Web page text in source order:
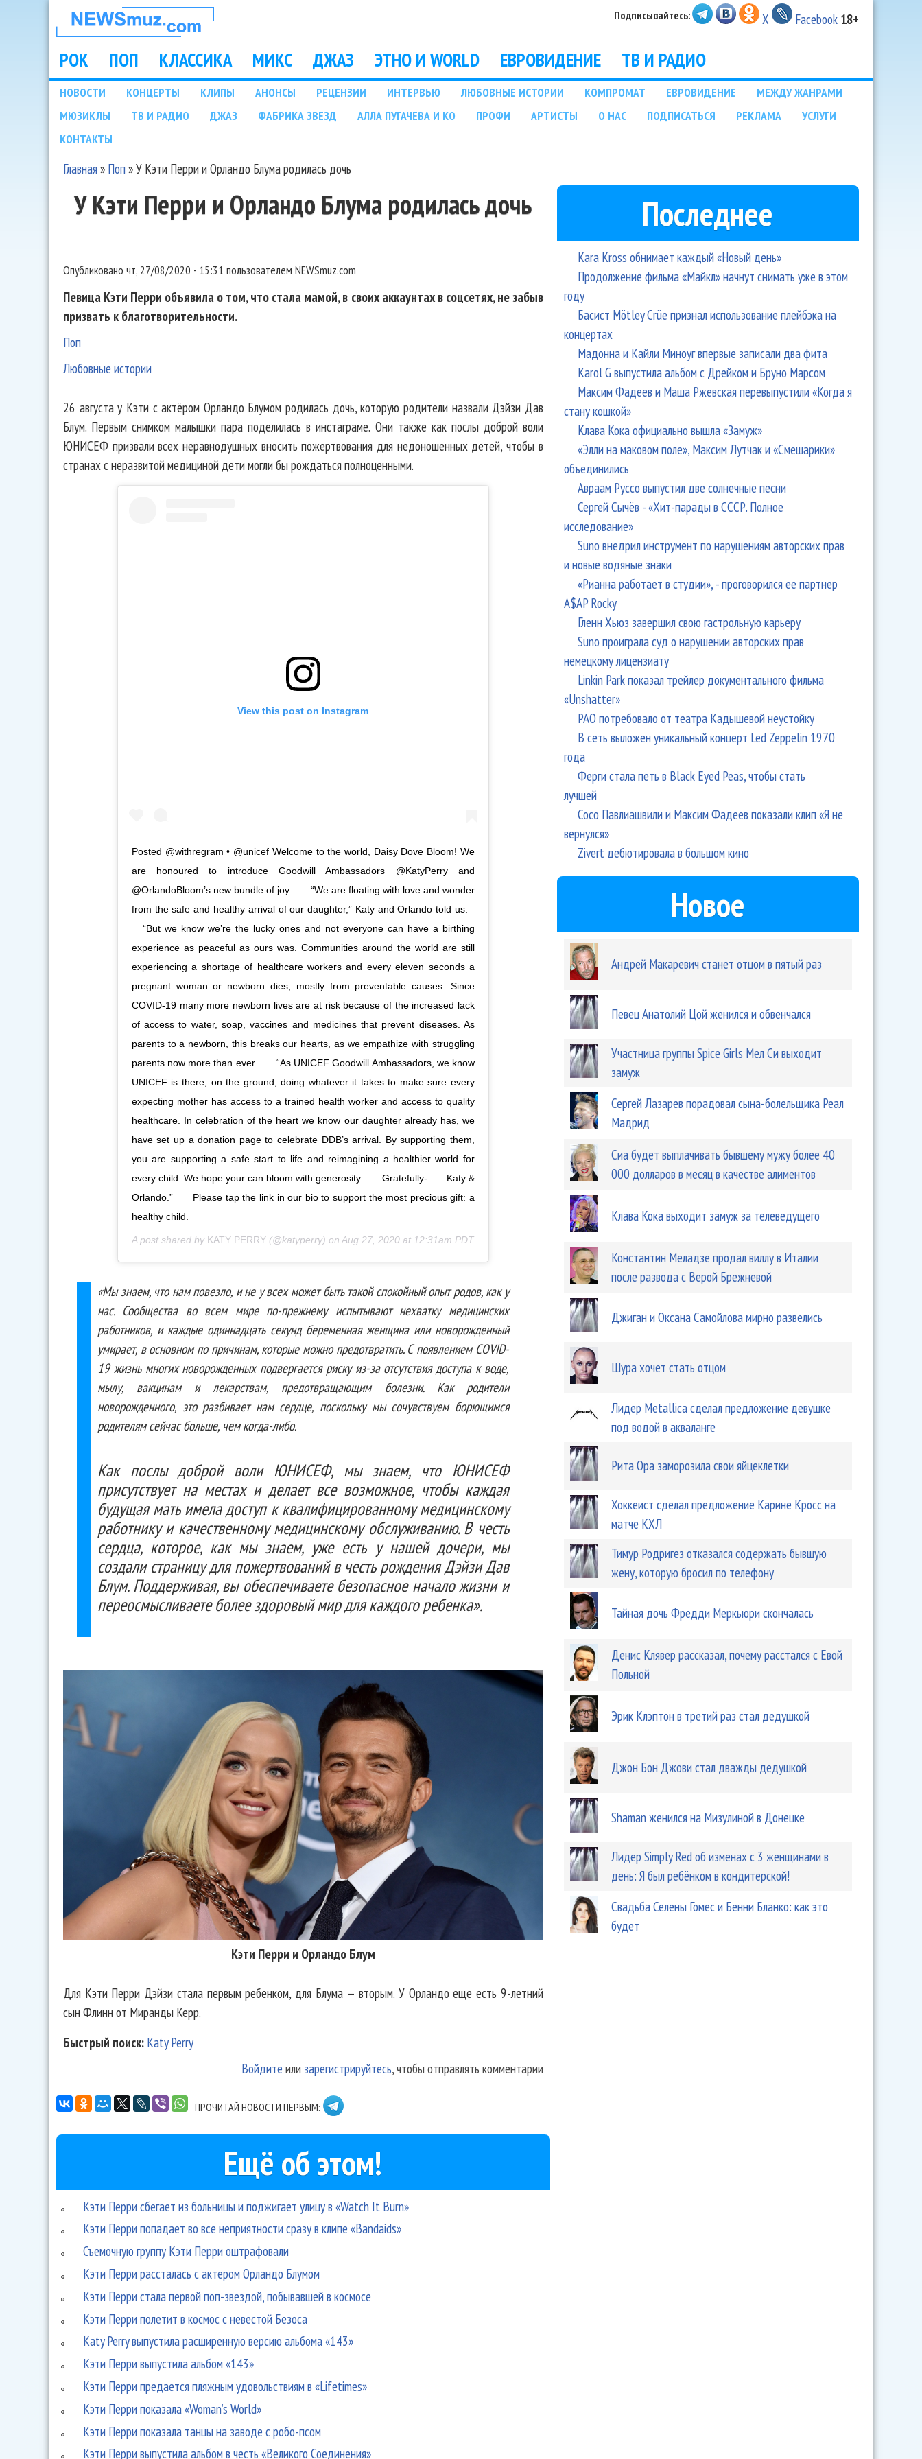
НОВОСТИ
МУЗЫКИ И
ШОУ БИЗНЕСА
NEWSMUZ.COM
Подписывайтесь: X Facebook 18+
Main menu
РОК ПОП КЛАССИКА МИКС ДЖАЗ ЭТНО И WORLD ЕВРОВИДЕНИЕ ТВ И РАДИО
Подразделы
НОВОСТИ КОНЦЕРТЫ КЛИПЫ АНОНСЫ РЕЦЕНЗИИ ИНТЕРВЬЮ ЛЮБОВНЫЕ ИСТОРИИ КОМПРОМАТ ЕВРОВИДЕНИЕ
МЕЖДУ ЖАНРАМИ
МЮЗИКЛЫ
ТВ И РАДИО ДЖАЗ ФАБРИКА ЗВЕЗД АЛЛА ПУГАЧЕВА И КО ПРОФИ АРТИСТЫ О НАС ПОДПИСАТЬСЯ РЕКЛАМА
УСЛУГИ
КОНТАКТЫ
Главная» Поп»У Кэти Перри и Орландо Блума родилась дочь
У Кэти Перри и Орландо Блума родилась дочь
Опубликовано чт, 27/08/2020 - 15:31 пользователем NEWSmuz.com
Певица Кэти Перри объявила о том, что стала мамой, в своих аккаунтах в соцсетях, не забыв
призвать к благотворительности.
Поп
Любовные истории
26 августа у Кэти с актёром Орландо Блумом родилась дочь, которую родители назвали Дэйзи Дав
Блум. Первым снимком малышки пара поделилась в инстаграме. Они также как послы доброй воли
ЮНИСЕФ призвали всех неравнодушных вносить пожертвования для недоношенных детей, чтобы в
странах с неразвитой медициной дети могли бы рождаться полноценными.
View this post on Instagram
Posted @withregram • @unicef Welcome to the world, Daisy Dove Bloom! We
are honoured to introduce Goodwill Ambassadors @KatyPerry and
@OrlandoBloom’s new bundle of joy.⠀ ⠀ “We are floating with love and wonder
from the safe and healthy arrival of our daughter,” Katy and Orlando told us.⠀
⠀ “But we know we’re the lucky ones and not everyone can have a birthing
experience as peaceful as ours was. Communities around the world are still
experiencing a shortage of healthcare workers and every eleven seconds a
pregnant woman or newborn dies, mostly from preventable causes. Since
COVID-19 many more newborn lives are at risk because of the increased lack
of access to water, soap, vaccines and medicines that prevent diseases. As
parents to a newborn, this breaks our hearts, as we empathize with struggling
parents now more than ever.⠀ ⠀ “As UNICEF Goodwill Ambassadors, we know
UNICEF is there, on the ground, doing whatever it takes to make sure every
expecting mother has access to a trained health worker and access to quality
healthcare. In celebration of the heart we know our daughter already has, we
have set up a donation page to celebrate DDB’s arrival. By supporting them,
you are supporting a safe start to life and reimagining a healthier world for
every child. We hope your can bloom with generosity.⠀ ⠀ Gratefully-⠀ ⠀ Katy &
Orlando.”⠀ ⠀ Please tap the link in our bio to support the most precious gift: a
healthy child.
A post shared by KATY PERRY (@katyperry) onAug 27, 2020 at 12:31am PDT
«Мы знаем, что нам повезло, и не у всех может быть такой спокойный опыт родов, как у
нас. Сообщества во всем мире по-прежнему испытывают нехватку медицинских
работников, и каждые одиннадцать секунд беременная женщина или новорожденный
умирает, в основном по причинам, которые можно предотвратить. С появлением COVID-
19 жизнь многих новорожденных подвергается риску из-за отсутствия доступа к воде,
мылу, вакцинам и лекарствам, предотвращающим болезни. Как родители
новорожденного, это разбивает нам сердце, поскольку мы сочувствуем борющимся
родителям сейчас больше, чем когда-либо. ⠀
Как послы доброй воли ЮНИСЕФ, мы знаем, что ЮНИСЕФ
присутствует на местах и ​​делает все возможное, чтобы каждая
будущая мать имела доступ к квалифицированному медицинскому
работнику и качественному медицинскому обслуживанию. В честь
сердца, которое, как мы знаем, уже есть у нашей дочери, мы
создали страницу для пожертвований в честь рождения Дэйзи Дав
Блум. Поддерживая, вы обеспечиваете безопасное начало жизни и
переосмысливаете более здоровый мир для каждого ребенка».
Кэти Перри и Орландо Блум
Для Кэти Перри Дэйзи стала первым ребенком, для Блума — вторым. У Орландо еще есть 9-летний
сын Флинн от Миранды Керр.
Быстрый поиск: Katy Perry
Войдите или зарегистрируйтесь, чтобы отправлять комментарии
ПРОЧИТАЙ НОВОСТИ ПЕРВЫМ:
Ещё об этом!
Кэти Перри сбегает из больницы и поджигает улицу в «Watch It Burn»
Кэти Перри попадает во все неприятности сразу в клипе «Bandaids»
Съемочную группу Кэти Перри оштрафовали
Кэти Перри рассталась с актером Орландо Блумом
Кэти Перри стала первой поп-звездой, побывавшей в космосе
Кэти Перри полетит в космос с невестой Безоса
Katy Perry выпустила расширенную версию альбома «143»
Кэти Перри выпустила альбом «143»
Кэти Перри предается пляжным удовольствиям в «Lifetimes»
Кэти Перри показала «Woman’s World»
Кэти Перри показала танцы на заводе с робо-псом
Кэти Перри выпустила альбом в честь «Великого Соединения»
Последнее
Kara Kross обнимает каждый «Новый день»
Продолжение фильма «Майкл» начнут снимать уже в этом
году
Басист Mötley Crüe признал использование плейбэка на
концертах
Мадонна и Кайли Миноуг впервые записали два фита
Karol G выпустила альбом с Дрейком и Бруно Марсом
Максим Фадеев и Маша Ржевская перевыпустили «Когда я
стану кошкой»
Клава Кока официально вышла «Замуж»
«Элли на маковом поле», Максим Лутчак и «Смешарики»
объединились
Авраам Руссо выпустил две солнечные песни
Сергей Сычёв - «Хит-парады в СССР. Полное
исследование»
Suno внедрил инструмент по нарушениям авторских прав
и новые водяные знаки
«Рианна работает в студии», - проговорился ее партнер
A$AP Rocky
Гленн Хьюз завершил свою гастрольную карьеру
Suno проиграла суд о нарушении авторских прав
немецкому лицензиату
Linkin Park показал трейлер документального фильма
«Unshatter»
РАО потребовало от театра Кадышевой неустойку
В сеть выложен уникальный концерт Led Zeppelin 1970
года
Ферги стала петь в Black Eyed Peas, чтобы стать
лучшей
Сосо Павлиашвили и Максим Фадеев показали клип «Я не
вернулся»
Zivert дебютировала в большом кино
Новое
Андрей Макаревич станет отцом в пятый раз
Певец Анатолий Цой женился и обвенчался
Участница группы Spice Girls Мел Си выходит
замуж
Сергей Лазарев порадовал сына-болельщика Реал
Мадрид
Сиа будет выплачивать бывшему мужу более 40
000 долларов в месяц в качестве алиментов
Клава Кока выходит замуж за телеведущего
Константин Меладзе продал виллу в Италии
после развода с Верой Брежневой
Джиган и Оксана Самойлова мирно развелись
Шура хочет стать отцом
Лидер Metallica сделал предложение девушке
под водой в акваланге
Рита Ора заморозила свои яйцеклетки
Хоккеист сделал предложение Карине Кросс на
матче КХЛ
Тимур Родригез отказался содержать бывшую
жену, которую бросил по телефону
Тайная дочь Фредди Меркьюри скончалась
Денис Клявер рассказал, почему расстался с Евой
Польной
Эрик Клэптон в третий раз стал дедушкой
Джон Бон Джови стал дважды дедушкой
Shaman женился на Мизулиной в Донецке
Лидер Simply Red об изменах с 3 женщинами в
день: Я был ребёнком в кондитерской!
Свадьба Селены Гомес и Бенни Бланко: как это
будет